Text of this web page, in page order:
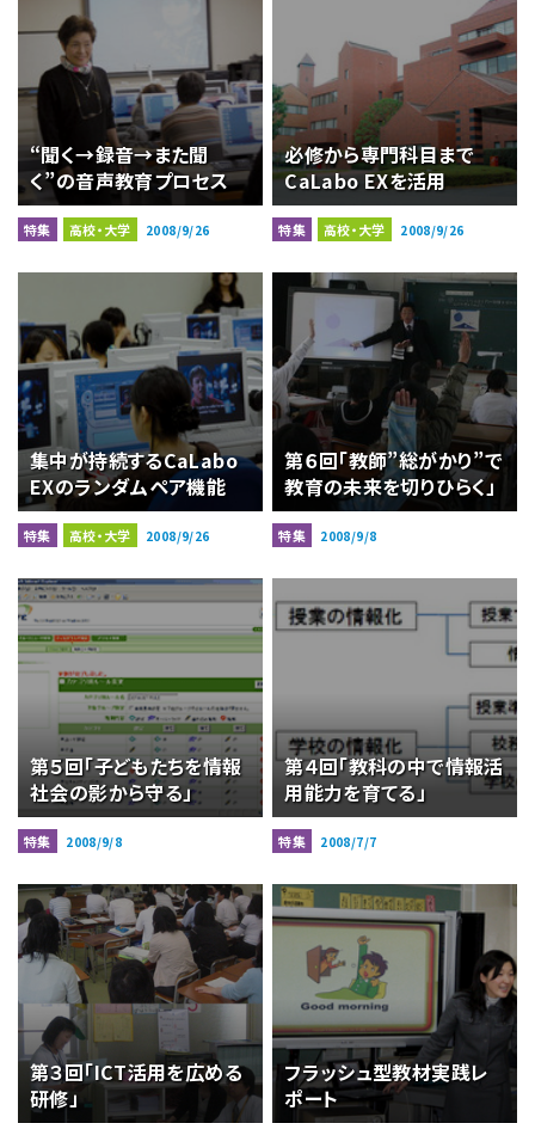
“聞く→録音→また聞
く”の音声教育プロセス
特集 高校・大学 2008/9/26
必修から専門科目まで
CaLabo EXを活用
特集 高校・大学 2008/9/26
集中が持続するCaLabo
EXのランダムペア機能
特集 高校・大学 2008/9/26
第６回「教師”総がかり”で
教育の未来を切りひらく」
特集 2008/9/8
第５回「子どもたちを情報
社会の影から守る」
特集 2008/9/8
第４回「教科の中で情報活
用能力を育てる」
特集 2008/7/7
第３回「ICT活用を広める
研修」
フラッシュ型教材実践レ
ポート